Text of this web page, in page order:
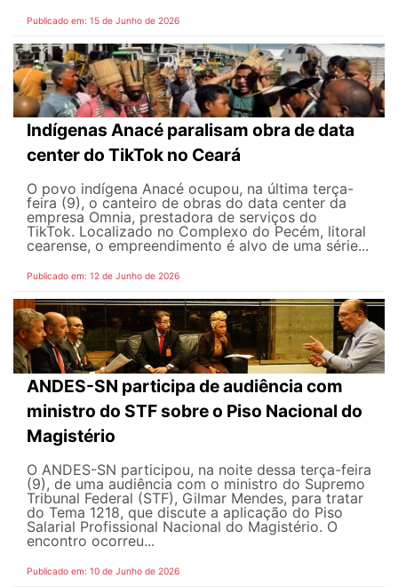
Publicado em: 15 de Junho de 2026
Indígenas Anacé paralisam obra de data
center do TikTok no Ceará
O povo indígena Anacé ocupou, na última terça-
feira (9), o canteiro de obras do data center da
empresa Omnia, prestadora de serviços do
TikTok. Localizado no Complexo do Pecém, litoral
cearense, o empreendimento é alvo de uma série...
Publicado em: 12 de Junho de 2026
ANDES-SN participa de audiência com
ministro do STF sobre o Piso Nacional do
Magistério
O ANDES-SN participou, na noite dessa terça-feira
(9), de uma audiência com o ministro do Supremo
Tribunal Federal (STF), Gilmar Mendes, para tratar
do Tema 1218, que discute a aplicação do Piso
Salarial Profissional Nacional do Magistério. O
encontro ocorreu...
Publicado em: 10 de Junho de 2026